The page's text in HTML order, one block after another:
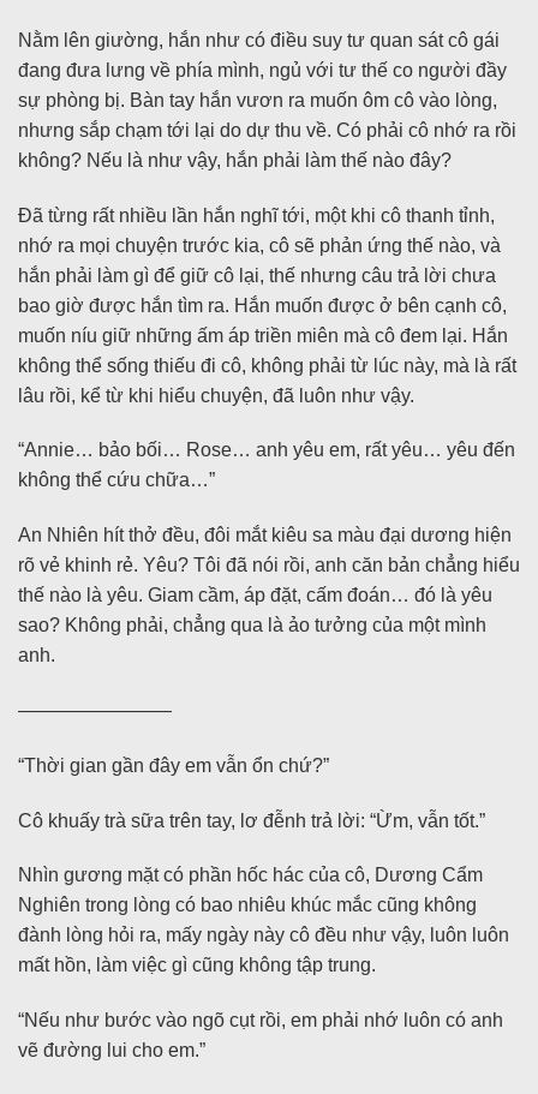
Nằm lên giường, hắn như có điều suy tư quan sát cô gái
đang đưa lưng về phía mình, ngủ với tư thế co người đầy
sự phòng bị. Bàn tay hắn vươn ra muốn ôm cô vào lòng,
nhưng sắp chạm tới lại do dự thu về. Có phải cô nhớ ra rồi
không? Nếu là như vậy, hắn phải làm thế nào đây?
Đã từng rất nhiều lần hắn nghĩ tới, một khi cô thanh tỉnh,
nhớ ra mọi chuyện trước kia, cô sẽ phản ứng thế nào, và
hắn phải làm gì để giữ cô lại, thế nhưng câu trả lời chưa
bao giờ được hắn tìm ra. Hắn muốn được ở bên cạnh cô,
muốn níu giữ những ấm áp triền miên mà cô đem lại. Hắn
không thể sống thiếu đi cô, không phải từ lúc này, mà là rất
lâu rồi, kể từ khi hiểu chuyện, đã luôn như vậy.
“Annie… bảo bối… Rose… anh yêu em, rất yêu… yêu đến
không thể cứu chữa…”
An Nhiên hít thở đều, đôi mắt kiêu sa màu đại dương hiện
rõ vẻ khinh rẻ. Yêu? Tôi đã nói rồi, anh căn bản chẳng hiểu
thế nào là yêu. Giam cầm, áp đặt, cấm đoán… đó là yêu
sao? Không phải, chẳng qua là ảo tưởng của một mình
anh.
————————
“Thời gian gần đây em vẫn ổn chứ?”
Cô khuấy trà sữa trên tay, lơ đễnh trả lời: “Ừm, vẫn tốt.”
Nhìn gương mặt có phần hốc hác của cô, Dương Cẩm
Nghiên trong lòng có bao nhiêu khúc mắc cũng không
đành lòng hỏi ra, mấy ngày này cô đều như vậy, luôn luôn
mất hồn, làm việc gì cũng không tập trung.
“Nếu như bước vào ngõ cụt rồi, em phải nhớ luôn có anh
vẽ đường lui cho em.”